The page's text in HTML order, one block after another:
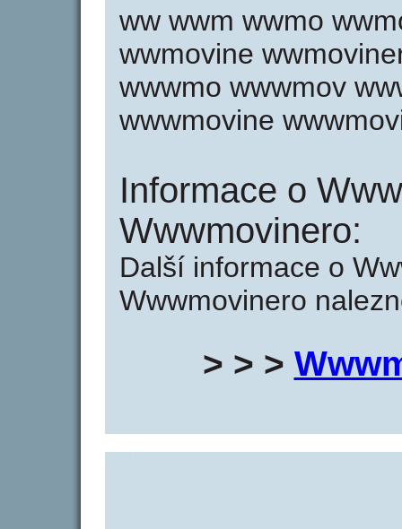
ww wwm wwmo
wwmovine
wwwmo wwwmov
wwwmovine
Informace o
Wwwmovinero:
Další informace o
Wwwmovinero
> > >